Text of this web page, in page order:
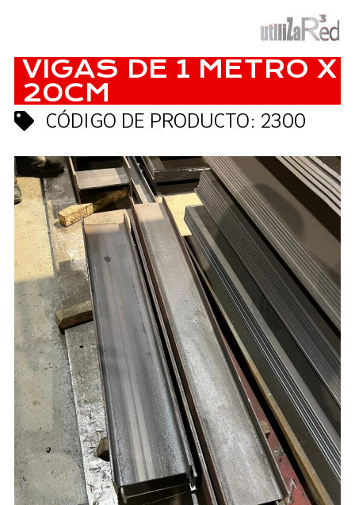
VIGAS DE 1 METRO X
20CM
CÓDIGO DE PRODUCTO: 2300